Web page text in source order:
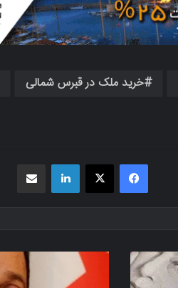
خرید ملک در قبرس شمالی
فیسبوک X